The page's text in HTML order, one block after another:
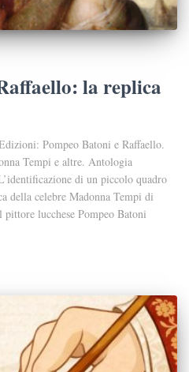
la replica
Pompeo Batoni e Raffaello.
Tempi e altre. Antologia
di un piccolo quadro
della celebre Madonna Tempi di
lucchese Pompeo Batoni